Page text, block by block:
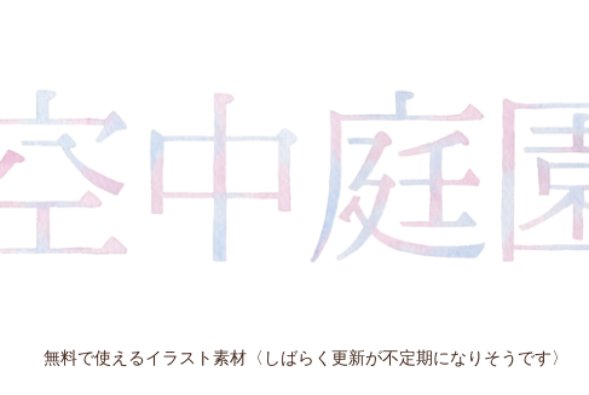
無料で使えるイラスト素材〈しばらく更新が不定期になりそうです〉